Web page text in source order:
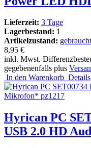
Lieferzeit: 3 Tage
Lagerbestand: 1
Artikelzustand: gebraucht
8,95 €
inkl. Mwst.
gegebenenfalls plus
In den Warenkorb Details
Hyrican PC
USB 2.0 HD